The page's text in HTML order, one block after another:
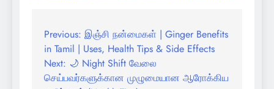
Post
navigation
Previous: இஞ்சி நன்மைகள் | Ginger Benefits
in Tamil | Uses, Health Tips & Side Effects
Next: 🌙 Night Shift வேலை
செய்பவர்களுக்கான முழுமையான ஆரோக்கிய